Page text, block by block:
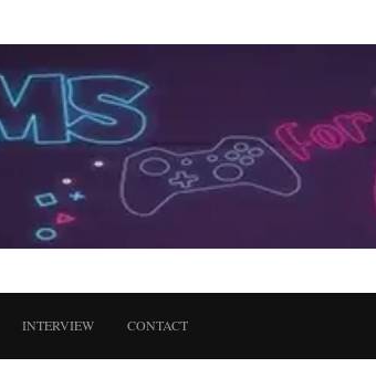
INTERVIEW CONTACT